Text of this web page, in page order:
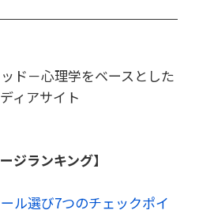
ド－心理学をベースとした
ィアサイト
ジランキング】
ル選び7つのチェックポイ